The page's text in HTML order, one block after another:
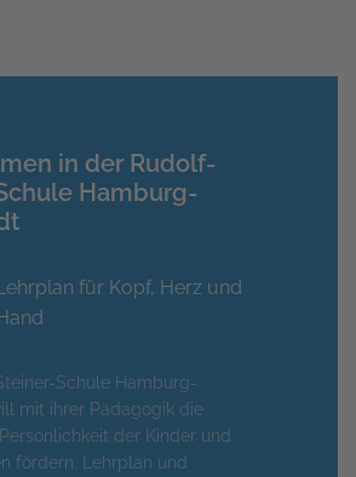
in der Rudolf-
Hamburg-
für Kopf, Herz und
Schule Hamburg-
mit ihrer Pädagogik die
der Kinder und
fördern. Lehrplan und